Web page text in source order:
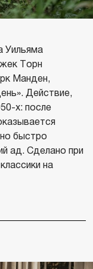
Уильяма
Торн
Манден,
Действие,
х: после
быстро
ад. Сделано при
на